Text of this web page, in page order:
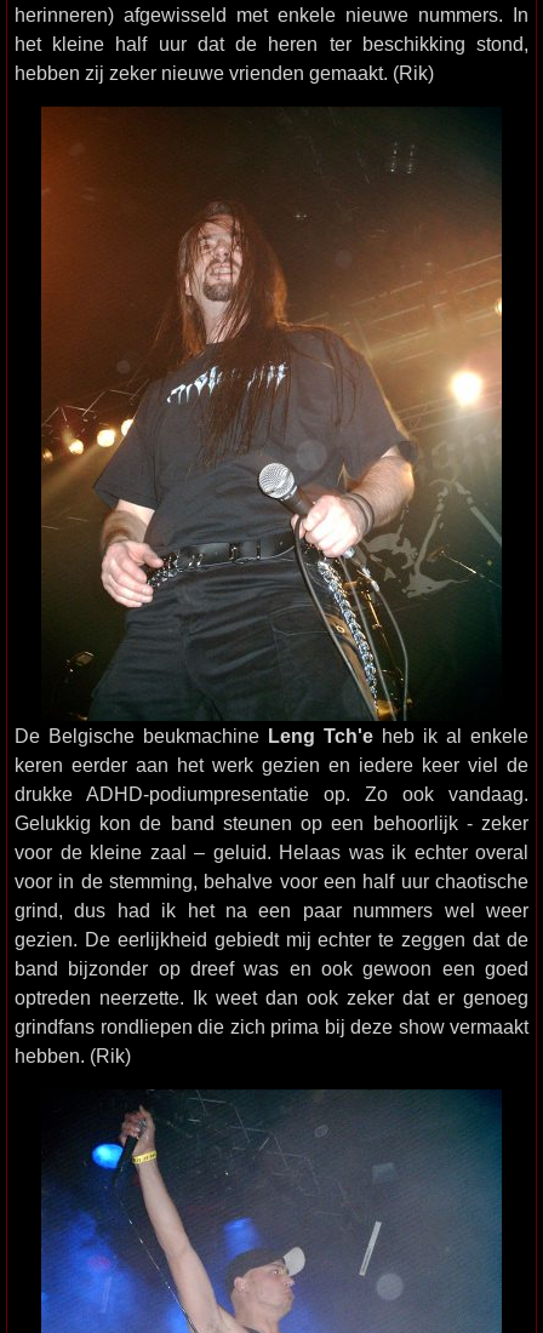
herinneren) afgewisseld met enkele nieuwe nummers. In
het kleine half uur dat de heren ter beschikking stond,
hebben zij zeker nieuwe vrienden gemaakt. (Rik)
De Belgische beukmachine Leng Tch'e heb ik al enkele
keren eerder aan het werk gezien en iedere keer viel de
drukke ADHD-podiumpresentatie op. Zo ook vandaag.
Gelukkig kon de band steunen op een behoorlijk - zeker
voor de kleine zaal – geluid. Helaas was ik echter overal
voor in de stemming, behalve voor een half uur chaotische
grind, dus had ik het na een paar nummers wel weer
gezien. De eerlijkheid gebiedt mij echter te zeggen dat de
band bijzonder op dreef was en ook gewoon een goed
optreden neerzette. Ik weet dan ook zeker dat er genoeg
grindfans rondliepen die zich prima bij deze show vermaakt
hebben. (Rik)